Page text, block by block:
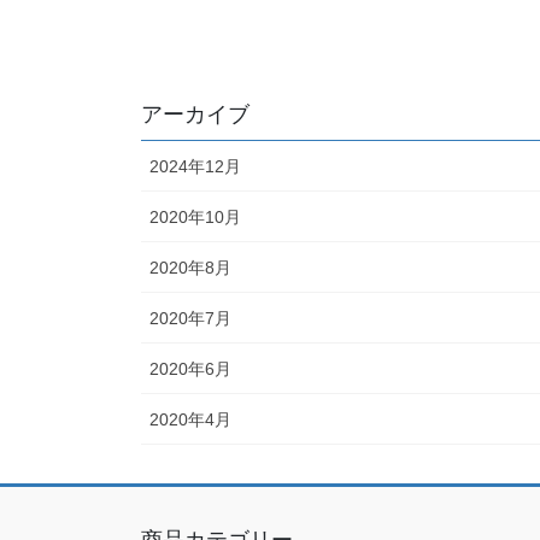
アーカイブ
2024年12月
2020年10月
2020年8月
2020年7月
2020年6月
2020年4月